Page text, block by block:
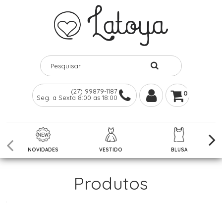
(27) 99879-1187
Seg. a Sexta 8:00 as 18:00
0
NOVIDADES VESTIDO BLUSA
Produtos